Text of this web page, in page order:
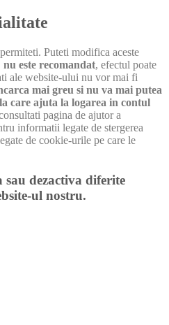
Puteti modifica aceste
nu este recomandat, efectul poate
ale website-ului nu vor mai fi
mai greu si nu va mai putea
care ajuta la logarea in contul
pagina de ajutor a
informatii legate de stergerea
de cookie-urile pe care le
dezactiva diferite
ul nostru.